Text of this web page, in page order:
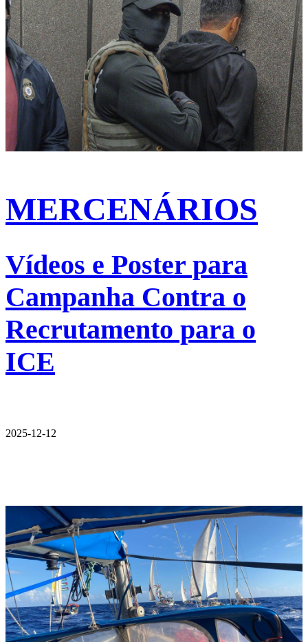
MERCENÁRIOS
Vídeos e Poster para
Campanha Contra o
Recrutamento para o
ICE
2025-12-12